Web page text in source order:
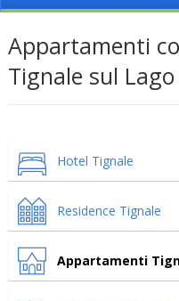
Appartamenti
Tignale sul
Hotel Tignale
Residence Tignale
Appartamenti